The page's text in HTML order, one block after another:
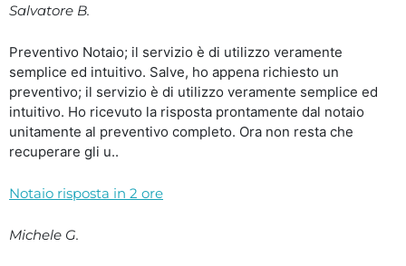
Salvatore B.
Preventivo Notaio; il servizio è di utilizzo veramente
semplice ed intuitivo. Salve, ho appena richiesto un
preventivo; il servizio è di utilizzo veramente semplice ed
intuitivo. Ho ricevuto la risposta prontamente dal notaio
unitamente al preventivo completo. Ora non resta che
recuperare gli u..
Notaio risposta in 2 ore
Michele G.